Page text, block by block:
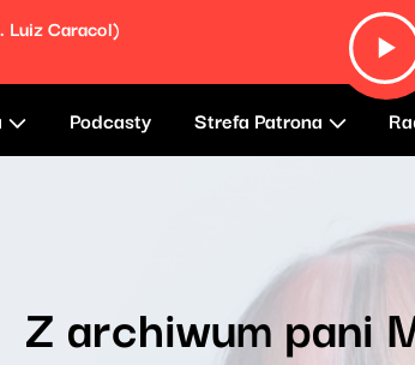
Luiz Caracol)
Podcasty Strefa Patrona
Z archiwum pani